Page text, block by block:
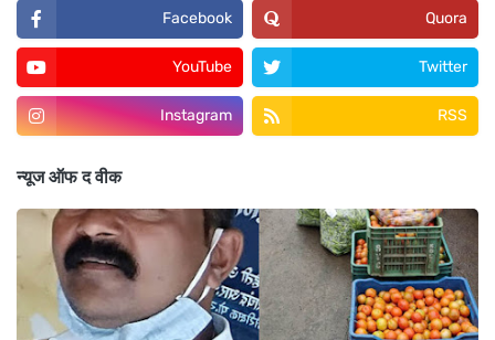
Facebook Quora
YouTube Twitter
Instagram RSS
न्यूज ऑफ द वीक